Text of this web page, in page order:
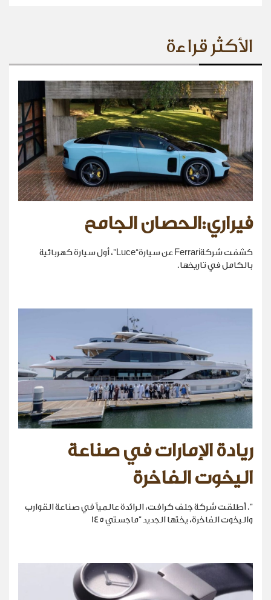
الأكثر قراءة
فيراري:الحصان الجامح
كشفت شركةFerrari عن سيارة“Luce”، أول سيارة كهربائية
بالكامل في تاريخها.
ريادة الإمارات في صناعة
اليخوت الفاخرة
". أطلقت شركة جلف كرافت، الرائدة عالمياً في صناعة القوارب
واليخوت الفاخرة، يختها الجديد "ماجستي 145